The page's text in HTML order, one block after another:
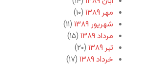
مهر ۱۳۸۹
(۱۰)
شهریور ۱۳۸۹
(۱۱)
مرداد ۱۳۸۹
(۱۵)
تیر ۱۳۸۹
(۲۰)
خرداد ۱۳۸۹
(۱۷)